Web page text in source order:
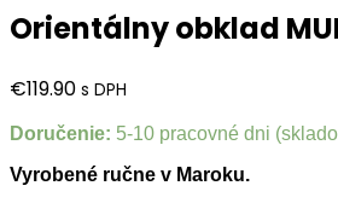
Orientálny obklad
€119.90 s DPH
Doručenie: 5-10 pracovné dni
Vyrobené ručne v Maroku.